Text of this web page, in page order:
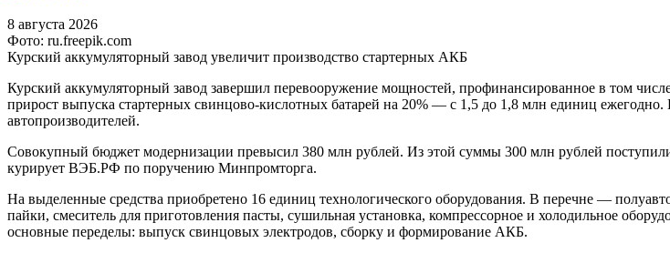
8 августа 2026
Фото: ru.freepik.com
Курский аккумуляторный завод увеличит производство стартерных АКБ
Курский аккумуляторный завод завершил перевооружение мощностей, профинансированное в том
прирост выпуска стартерных свинцово-кислотных батарей на 20% — с 1,5 до 1,8 млн единиц
автопроизводителей.
Совокупный бюджет модернизации превысил 380 млн рублей. Из этой суммы 300 млн рублей
курирует ВЭБ.РФ по поручению Минпромторга.
На выделенные средства приобретено 16 единиц технологического оборудования. В перечне —
пайки, смеситель для приготовления пасты, сушильная установка, компрессорное и холодильное
основные переделы: выпуск свинцовых электродов, сборку и формирование АКБ.